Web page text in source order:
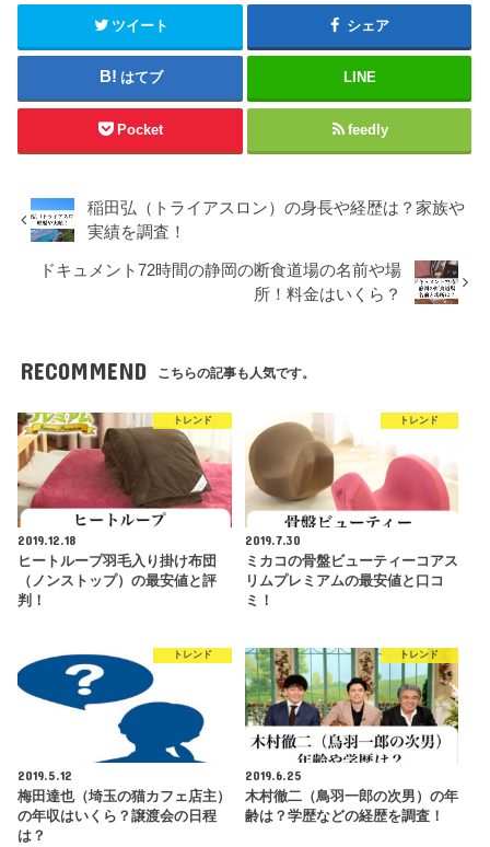
ツイート シェア
はてブ LINE
Pocket feedly
稲田弘（トライアスロン）の身長や経歴は？家族や
実績を調査！
ドキュメント72時間の静岡の断食道場の名前や場
所！料金はいくら？
RECOMMEND こちらの記事も人気です。
トレンド
2019.12.18
ヒートループ羽毛入り掛け布団
（ノンストップ）の最安値と評
判！
トレンド
2019.7.30
ミカコの骨盤ビューティーコアス
リムプレミアムの最安値と口コ
ミ！
トレンド
2019.5.12
梅田達也（埼玉の猫カフェ店主）
の年収はいくら？譲渡会の日程
は？
トレンド
2019.6.25
木村徹二（鳥羽一郎の次男）の年
齢は？学歴などの経歴を調査！